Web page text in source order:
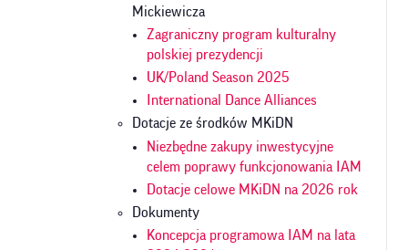
Mickiewicza
Zagraniczny program kulturalny
polskiej prezydencji
UK/Poland Season 2025
International Dance Alliances
Dotacje ze środków MKiDN
Niezbędne zakupy inwestycyjne
celem poprawy funkcjonowania IAM
Dotacje celowe MKiDN na 2026 rok
Dokumenty
Koncepcja programowa IAM na lata